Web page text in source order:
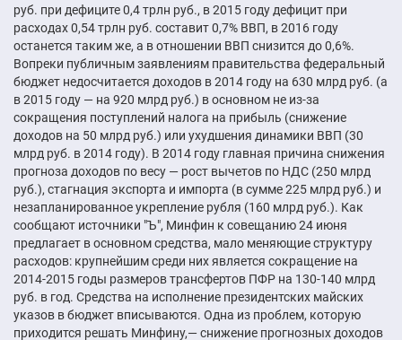
руб. при дефиците 0,4 трлн руб., в 2015 году дефицит при
расходах 0,54 трлн руб. составит 0,7% ВВП, в 2016 году
останется таким же, а в отношении ВВП снизится до 0,6%.
Вопреки публичным заявлениям правительства федеральный
бюджет недосчитается доходов в 2014 году на 630 млрд руб. (а
в 2015 году — на 920 млрд руб.) в основном не из-за
сокращения поступлений налога на прибыль (снижение
доходов на 50 млрд руб.) или ухудшения динамики ВВП (30
млрд руб. в 2014 году). В 2014 году главная причина снижения
прогноза доходов по весу — рост вычетов по НДС (250 млрд
руб.), стагнация экспорта и импорта (в сумме 225 млрд руб.) и
незапланированное укрепление рубля (160 млрд руб.). Как
сообщают источники "Ъ", Минфин к совещанию 24 июня
предлагает в основном средства, мало меняющие структуру
расходов: крупнейшим среди них является сокращение на
2014-2015 годы размеров трансфертов ПФР на 130-140 млрд
руб. в год. Средства на исполнение президентских майских
указов в бюджет вписываются. Одна из проблем, которую
приходится решать Минфину,— снижение прогнозных доходов